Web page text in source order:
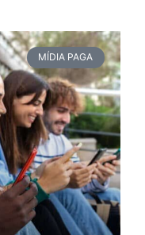
MÍDIA PAGA